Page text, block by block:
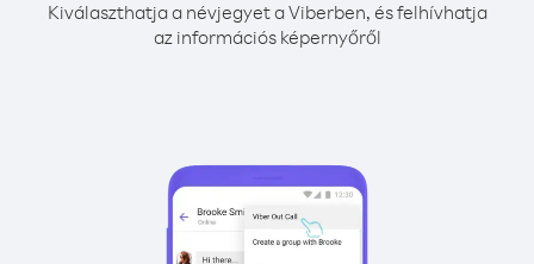
Kiválaszthatja a névjegyet a Viberben, és felhívhatja
az információs képernyőről